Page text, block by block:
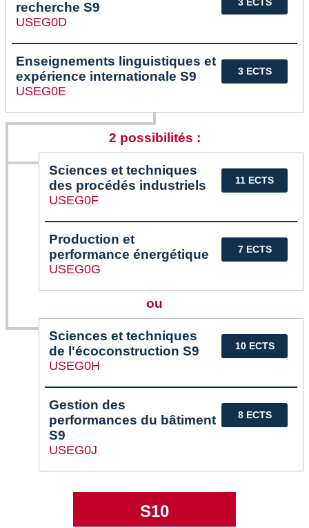
3 ECTS
recherche S9
USEG0D
3 ECTS
Enseignements linguistiques et
expérience internationale S9
USEG0E
2 possibilités :
11 ECTS
Sciences et techniques
des procédés industriels
USEG0F
7 ECTS
Production et
performance énergétique
USEG0G
ou
10 ECTS
Sciences et techniques
de l'écoconstruction S9
USEG0H
8 ECTS
Gestion des
performances du bâtiment
S9
USEG0J
S10